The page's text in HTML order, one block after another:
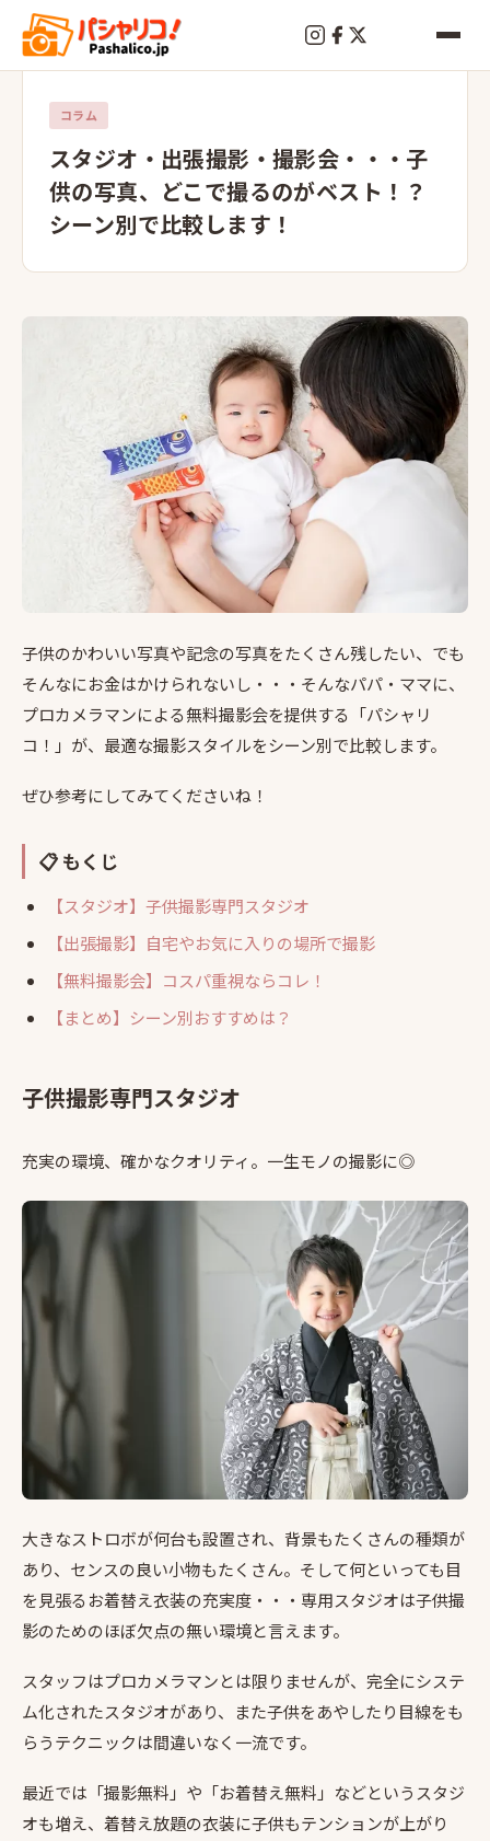
コラム
スタジオ・出張撮影・撮影会・・・子
供の写真、どこで撮るのがベスト！？
シーン別で比較します！
子供のかわいい写真や記念の写真をたくさん残したい、でも
そんなにお金はかけられないし・・・そんなパパ・ママに、
プロカメラマンによる無料撮影会を提供する「パシャリ
コ！」が、最適な撮影スタイルをシーン別で比較します。
ぜひ参考にしてみてくださいね！
📋 もくじ
【スタジオ】子供撮影専門スタジオ
【出張撮影】自宅やお気に入りの場所で撮影
【無料撮影会】コスパ重視ならコレ！
【まとめ】シーン別おすすめは？
子供撮影専門スタジオ
充実の環境、確かなクオリティ。一生モノの撮影に◎
大きなストロボが何台も設置され、背景もたくさんの種類が
あり、センスの良い小物もたくさん。そして何といっても目
を見張るお着替え衣装の充実度・・・専用スタジオは子供撮
影のためのほぼ欠点の無い環境と言えます。
スタッフはプロカメラマンとは限りませんが、完全にシステ
ム化されたスタジオがあり、また子供をあやしたり目線をも
らうテクニックは間違いなく一流です。
最近では「撮影無料」や「お着替え無料」などというスタジ
オも増え、着替え放題の衣装に子供もテンションが上がり